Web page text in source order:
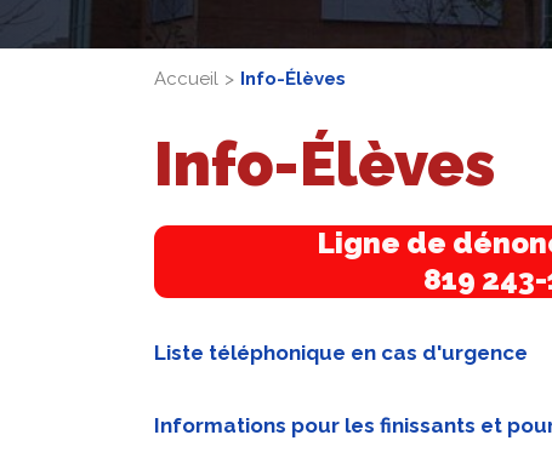
Accueil Info-Élèves
Info-Élèves
Ligne de
819
Liste téléphonique en cas d'urgence
Informations pour les finissants et